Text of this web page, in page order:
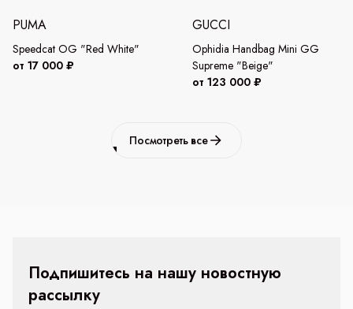
PUMA
Speedcat OG "Red White"
от 17 000 ₽
GUCCI
Ophidia Handbag Mini GG
Supreme "Beige"
от 123 000 ₽
Посмотреть все
Подпишитесь на нашу новостную
рассылку